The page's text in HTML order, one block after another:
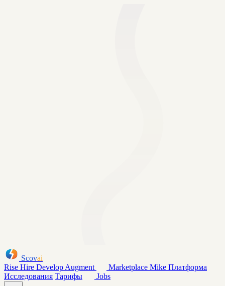
Scovai
Rise Hire Develop Augment Marketplace Mike Платформа
Исследования Тарифы Jobs